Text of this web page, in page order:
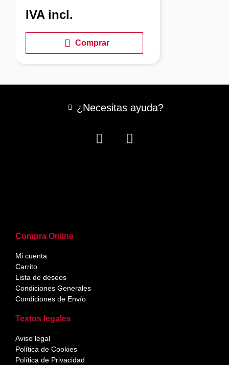
IVA incl.
Comprar
Compra Online
Mi cuenta
Carrito
Lista de deseos
Condiciones Generales
Condiciones de Envío
Textos legales
Aviso legal
Política de Cookies
Política de Privacidad
¿Necesitas ayuda?